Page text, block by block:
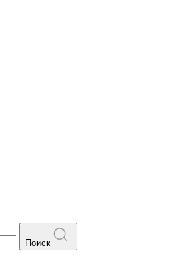
Поиск